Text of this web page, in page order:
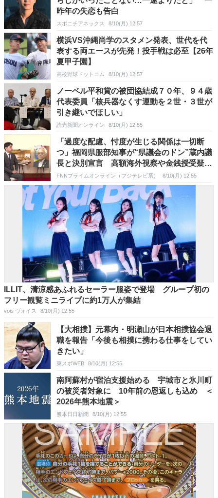
昨年の失恋も告白
スポニチアネックス 8/10(月) 12:57
横浜VS沖縄尚学のスタメン発表、世代を代
表する両エースが先発！投手戦は必至【26年
夏甲子園】
高校野球ドットコム 8/10(月) 12:57
ノーベル平和賞の被団協結成７０年、９４歳
代表委員「核兵器なくす運動を２世・３世が
引き継いでほしい」
読売新聞オンライン 8/10(月) 12:55
「過度な配慮、忖度が生じる関係は一切断
つ」福岡県服部知事が“県議会のドン”蔵内議
長と決別宣言 高額海外視察や金銭授受疑惑
めぐり
FNNプライムオンライン（フジテレビ系） 8/10(月) 12:55
ILLIT、清涼感あふれるセーラー服姿で登場 グループ初の
フリー観覧ミニライブに約1万人が集結
vois ヴォイス 8/10(月) 12:55
【大相撲】元幕内・明瀬山が日本相撲協会退
職を報告「今後も相撲に携わる仕事をしてい
きたい」
東スポWEB 8/10(月) 12:55
南阿蘇村が宿泊支援始める 宇城市と氷川町
の被災者対象に 10年前の恩返しも込め ＜
2026年熊本地震＞
熊本日日新聞 8/10(月) 12:55